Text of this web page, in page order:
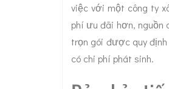
việc với một công ty
phí ưu đãi hơn, nguồn
trọn gói được quy
có chi phí phát sinh.